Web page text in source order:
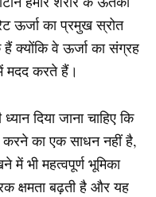
ऊर्जा का प्रमुख स्रोत
क्योंकि वे ऊर्जा का संग्रह
मदद करते हैं।
दिया जाना चाहिए कि
का एक साधन नहीं है,
में भी महत्वपूर्ण भूमिका
क्षमता बढ़ती है और यह